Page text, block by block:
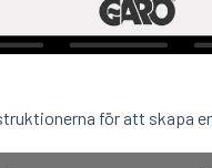
för att skapa